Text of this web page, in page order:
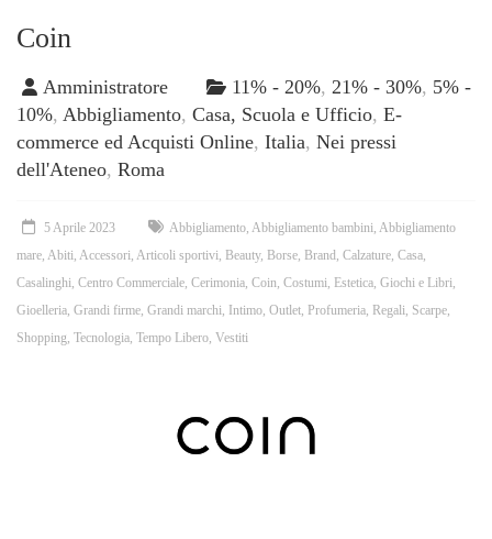
Coin
Amministratore 11% - 20%, 21% - 30%, 5% -
10%, Abbigliamento, Casa, Scuola e Ufficio, E-
commerce ed Acquisti Online, Italia, Nei pressi
dell'Ateneo, Roma
5 Aprile 2023 Abbigliamento Abbigliamento bambini Abbigliamento
mare Abiti Accessori Articoli sportivi Beauty, Borse Brand Calzature Casa
Casalinghi Centro Commerciale Cerimonia Coin Costumi Estetica Giochi e Libri
Gioelleria Grandi firme Grandi marchi Intimo Outlet Profumeria Regali Scarpe
Shopping Tecnologia Tempo Libero Vestiti